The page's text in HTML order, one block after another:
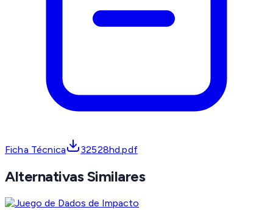
Ficha Técnica 32528hd.pdf
Alternativas Similares